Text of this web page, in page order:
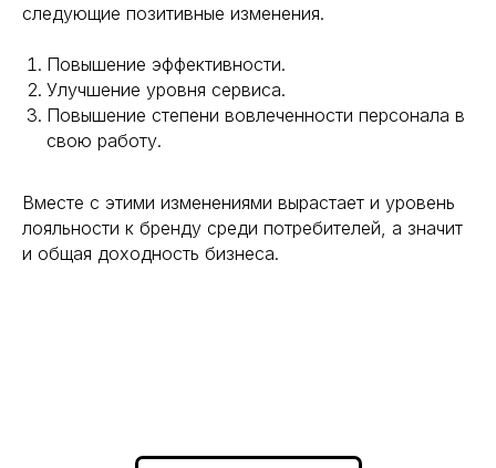
следующие позитивные изменения.
Повышение эффективности.
Улучшение уровня сервиса.
Повышение степени вовлеченности персонала в
свою работу.
Вместе с этими изменениями вырастает и уровень
лояльности к бренду среди потребителей, а значит
и общая доходность бизнеса.